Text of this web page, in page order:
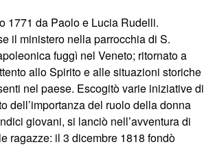
1771 da Paolo e Lucia Rudelli.
il ministero nella parrocchia di S.
fuggì nel Veneto; ritornato a
allo Spirito e alle situazioni storiche
nel paese. Escogitò varie iniziative di
dell’importanza del ruolo della donna
giovani, si lanciò nell’avventura di
ragazze: il 3 dicembre 1818 fondò